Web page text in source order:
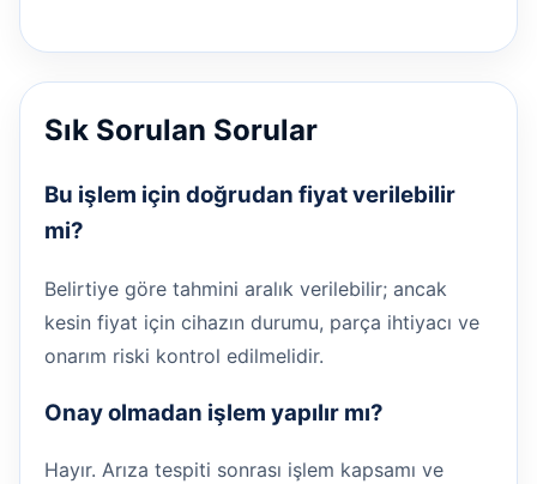
Sık Sorulan Sorular
Bu işlem için doğrudan fiyat verilebilir
mi?
Belirtiye göre tahmini aralık verilebilir; ancak
kesin fiyat için cihazın durumu, parça ihtiyacı ve
onarım riski kontrol edilmelidir.
Onay olmadan işlem yapılır mı?
Hayır. Arıza tespiti sonrası işlem kapsamı ve